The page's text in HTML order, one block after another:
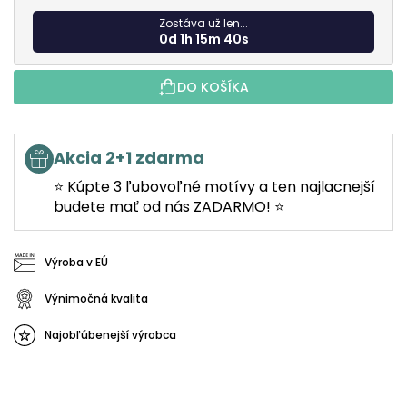
Zostáva už len...
0d 1h 15m 39s
DO KOŠÍKA
Akcia 2+1 zdarma
⭐ Kúpte 3 ľubovoľné motívy a ten najlacnejší
budete mať od nás ZADARMO! ⭐
Výroba v EÚ
Výnimočná kvalita
Najobľúbenejší výrobca